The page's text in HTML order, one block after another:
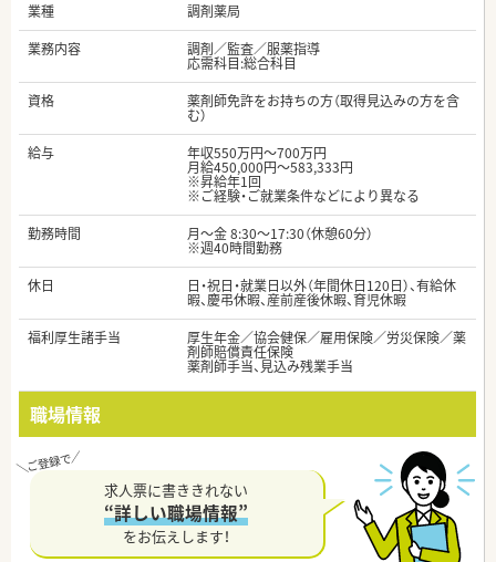
業種
調剤薬局
業務内容
調剤／監査／服薬指導
応需科目:総合科目
資格
薬剤師免許をお持ちの方（取得見込みの方を含
む）
給与
年収550万円～700万円
月給450,000円～583,333円
※昇給年1回
※ご経験・ご就業条件などにより異なる
勤務時間
月～金 8:30～17:30（休憩60分）
※週40時間勤務
休日
日・祝日・就業日以外（年間休日120日）、有給休
暇、慶弔休暇、産前産後休暇、育児休暇
福利厚生諸手当
厚生年金／協会健保／雇用保険／労災保険／薬
剤師賠償責任保険
薬剤師手当、見込み残業手当
職場情報
求人票に書ききれない
“詳しい職場情報”
をお伝えします！